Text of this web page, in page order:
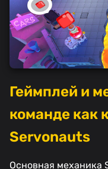
Геймплей и
команде как
Servonauts
Основная механика